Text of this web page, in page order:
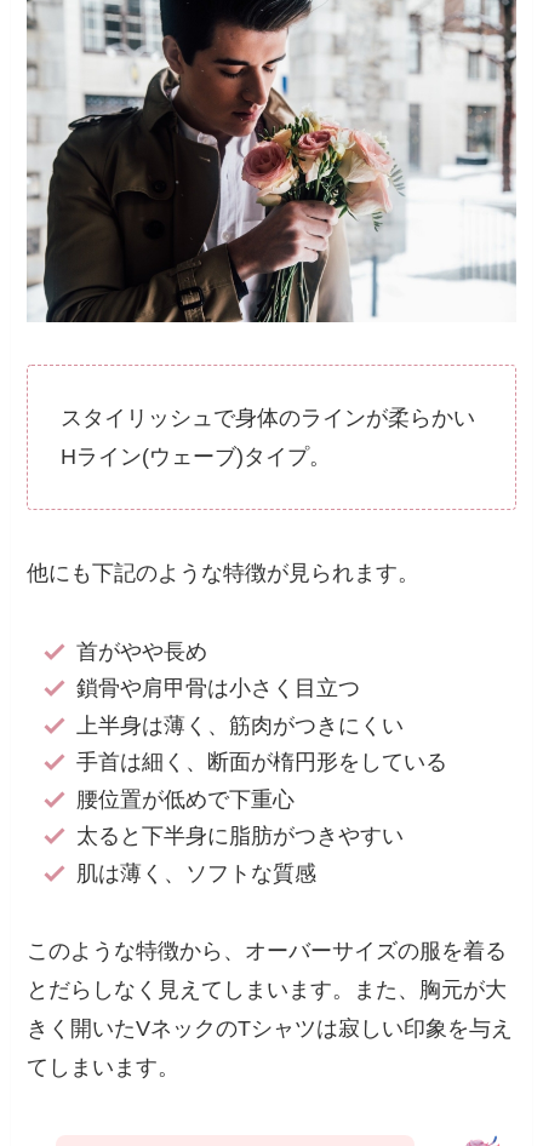
スタイリッシュで身体のラインが柔らかい
Hライン(ウェーブ)タイプ。
他にも下記のような特徴が見られます。
首がやや長め
鎖骨や肩甲骨は小さく目立つ
上半身は薄く、筋肉がつきにくい
手首は細く、断面が楕円形をしている
腰位置が低めで下重心
太ると下半身に脂肪がつきやすい
肌は薄く、ソフトな質感
このような特徴から、オーバーサイズの服を着る
とだらしなく見えてしまいます。また、胸元が大
きく開いたVネックのTシャツは寂しい印象を与え
てしまいます。